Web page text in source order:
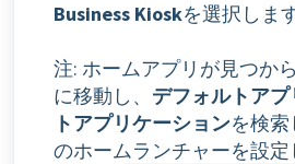
Business Kioskを選択します
注: ホームアプリが見つか
に移動し、 デフォルトアプ
トアプリケーションを検索
のホームランチャーを設定